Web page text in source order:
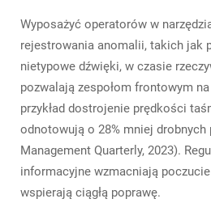
Wyposażyć operatorów w
rejestrowania anomalii, takich jak
nietypowe dźwięki, w czasie
pozwalają zespołom frontowym
przykład dostrojenie prędkości
odnotowują o 28% mniej
Management Quarterly, 2023).
informacyjne wzmacniają
wspierają ciągłą poprawę.